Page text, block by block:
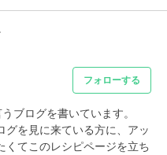
フォローする
ブログを書いています。
グを見に来ている方に、アッ
くてこのレシピページを立ち